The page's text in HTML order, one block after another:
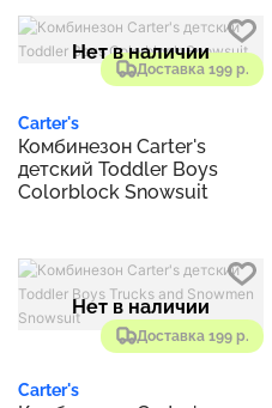
Доставка 199 р.
Нет в наличии
Carter's
Комбинезон Carter's
детский Toddler Boys
Colorblock Snowsuit
Доставка 199 р.
Нет в наличии
Carter's